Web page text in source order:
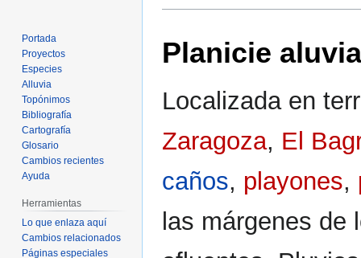
la
la
Planicie
Localizada en
Zaragoza, El
caños, playones,
las márgenes
Portada
Proyectos
Especies
Alluvia
Topónimos
Bibliografía
Cartografía
Glosario
Cambios recientes
Ayuda
Herramientas
Lo que enlaza aquí
Cambios relacionados
Páginas especiales